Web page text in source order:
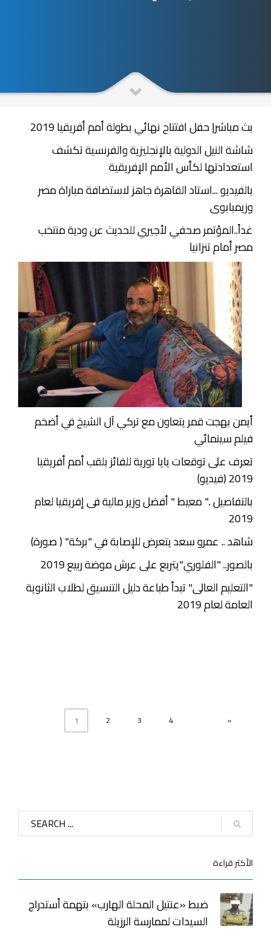
بث مباشر| حفل افتتاح نهائي بطولة أمم أفريقيا 2019
شاشة النيل الدولية بالإنجليزية والفرنسية تكشف
استعدادتها لكأس الأمم الإفريقية
بالفيديو ...استاد القاهرة جاهز لاستضافة مباراة مصر
وزيمبابوى
غداً..المؤتمر صحفي لأجيري للحديث عن ودية منتخب
مصر أمام تنزانيا
أيمن بهجت قمر يتعاون مع تركي آل الشيخ في أضخم
فيلم سينمائي
تعرف على توقعات يايا تورية للفائز بلقب أمم أفريقيا
2019 (فيديو)
بالتفاصيل .." معيط " أفضل وزير مالية فى إفريقيا لعام
2019
شاهد .. عمرو سعد يتعرض للإصابة في "بركة" ( صورة)
بالصور.. "الفلوري"يتربع على عرش موضة ربيع 2019
"التعليم العالى" تبدأ طباعة دليل التنسيق لطلاب الثانوية
العامة لعام 2019
1 2 3 4 »
الأكثر قراءة
ضبط «عنتيل المحلة الهارب» بتهمة أستدراج
السيدات لممارسة الرزيلة